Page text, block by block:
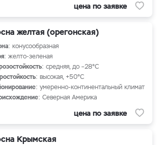
цена по заявке
желтая (орегонская)
: конусообразная
: желто-зеленая
: средняя, до –28°С
: высокая, +50°С
: умеренно-континентальный климат
: Северная Америка
цена по заявке
Крымская